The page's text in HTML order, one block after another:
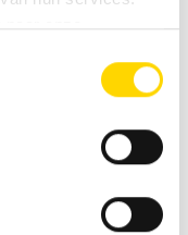
naar onze
over de
Sunlight
van Sunlight